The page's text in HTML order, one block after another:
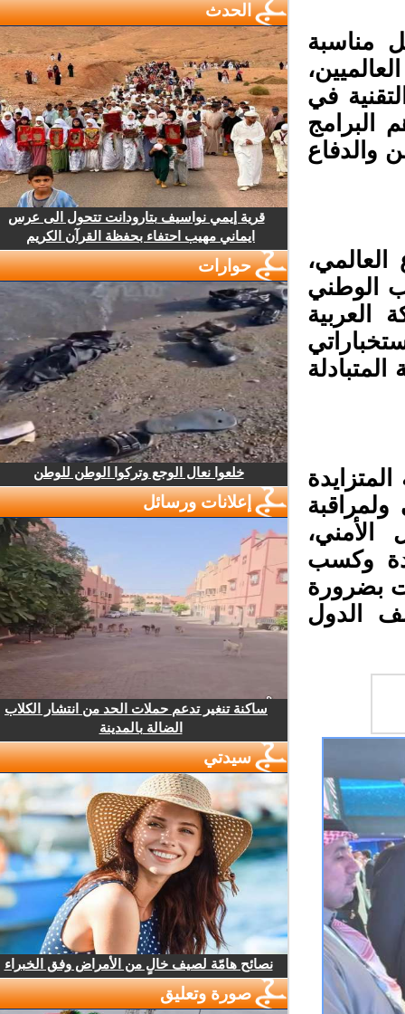
مناسبة
في
والدفاع
الوطني
العربية
وكسب
بضرورة
الدول
الحدث
قرية إيمي نواسيف بتارودانت تتحول الى عرس
ايماني مهيب احتفاء بحفظة القرآن الكريم
حوارات
خلعوا نعال الوجع وتركوا الوطن للوطن
إعلانات ورسائل
ساكنة تنغير تدعم حملات الحد من انتشار الكلاب
الضالة بالمدينة
سيدتي
نصائح هامّة لصيف خالٍ من الأمراض وفق الخبراء
صورة وتعليق